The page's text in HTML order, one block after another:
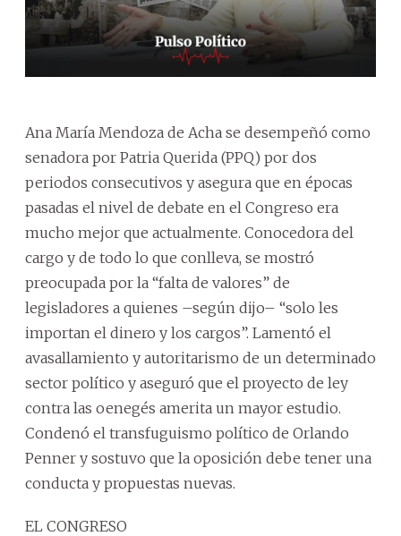
Ana María Mendoza de Acha se desempeñó como
senadora por Patria Querida (PPQ) por dos
periodos consecutivos y asegura que en épocas
pasadas el nivel de debate en el Congreso era
mucho mejor que actualmente. Conocedora del
cargo y de todo lo que conlleva, se mostró
preocupada por la “falta de valores” de
legisladores a quienes –según dijo– “solo les
importan el dinero y los cargos”. Lamentó el
avasallamiento y autoritarismo de un determinado
sector político y aseguró que el proyecto de ley
contra las oenegés amerita un mayor estudio.
Condenó el transfuguismo político de Orlando
Penner y sostuvo que la oposición debe tener una
conducta y propuestas nuevas.
EL CONGRESO